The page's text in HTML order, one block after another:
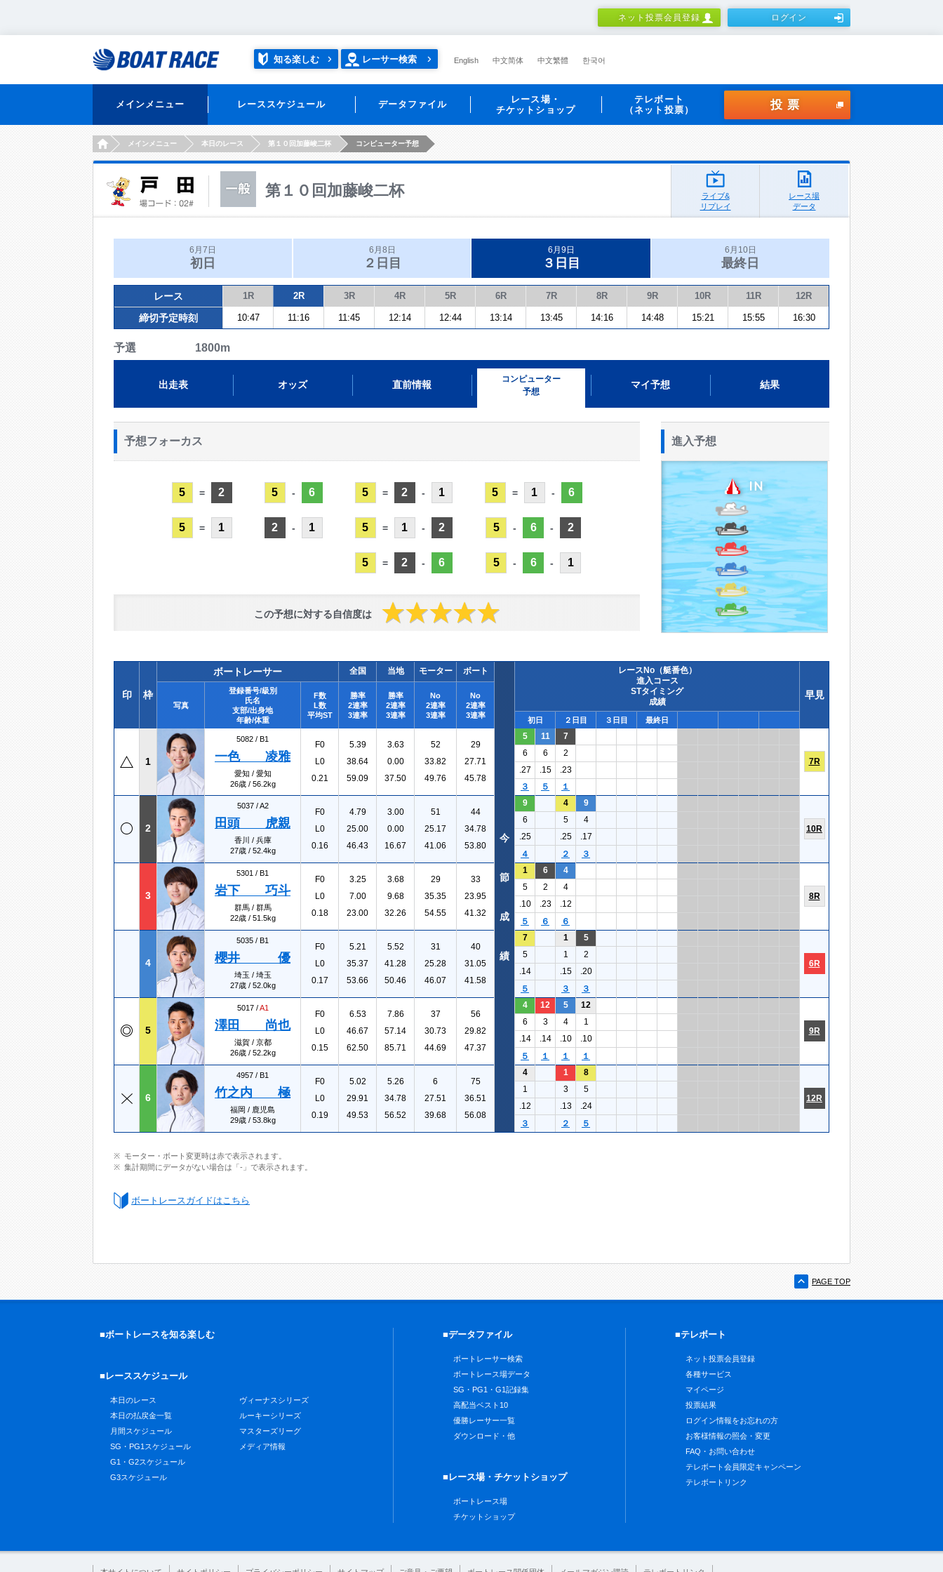
ネット投票会員登録 ログイン
知る楽しむ レーサー検索 English 中文简体 中文繁體 한국어
メインメニュー レーススケジュール データファイル
レース場・
チケットショップ
テレボート
（ネット投票）
投票
HOMEメインメニュー 本日のレース 第１０回加藤峻二杯 コンピューター予想
第１０回加藤峻二杯
ライブ&
リプレイ
レース場
データ
6月7日
初日
6月8日
２日目
6月9日
３日目
6月10日
最終日
レース 1R 2R 3R 4R 5R 6R 7R 8R 9R 10R 11R 12R
締切予定時刻 10:47 11:16 11:45 12:14 12:44 13:14 13:45 14:16 14:48 15:21 15:55 16:30
予選 1800m
出走表 オッズ 直前情報
コンピューター
予想
マイ予想 結果
予想フォーカス
5 = 2
5 = 1
5 - 6
2 - 1
5 = 2 - 1
5 = 1 - 2
5 = 2 - 6
5 = 1 - 6
5 - 6 - 2
5 - 6 - 1
この予想に対する自信度は
進入予想
印 枠
ボートレーサー 全国 当地 モーター ボート
レースNo（艇番色）
進入コース
STタイミング
成績
早見
写真
登録番号/級別
氏名
支部/出身地
年齢/体重
F数
L数
平均ST
勝率
2連率
3連率
勝率
2連率
3連率
No
2連率
3連率
No
2連率
3連率
初日 ２日目 ３日目 最終日
1
5082 / B1
一色 凌雅
愛知 / 愛知
26歳 / 56.2kg
F0
L0
0.21
5.39
38.64
59.09
3.63
0.00
37.50
52
33.82
49.76
29
27.71
45.78
5 11 7
7R
6 6
2
.27
.15
.23
３
５ １
2
5037 /A2
田頭 虎親
香川 / 兵庫
27歳 / 52.4kg
F0
L0
0.16
4.79
25.00
46.43
3.00
0.00
16.67
51
25.17
41.06
44
34.78
53.80
9 4 9
10R
6 5
4
.25
.25
.17
４
２ ３
3
5301 / B1
岩下 巧斗
群馬 / 群馬
22歳 / 51.5kg
F0
L0
0.18
3.25
7.00
23.00
3.68
9.68
32.26
29
35.35
54.55
33
23.95
41.32
1 6 4
8R
5 2
4
.10
.23
.12
５
６ ６
4
5035 / B1
櫻井 優
埼玉 / 埼玉
27歳 / 52.0kg
F0
L0
0.17
5.21
35.37
53.66
5.52
41.28
50.46
31
25.28
46.07
40
31.05
41.58
7 1 5
6R
5 1
2
.14
.15
.20
５
３ ３
5
5017 /A1
澤田 尚也
滋賀 / 京都
26歳 / 52.2kg
F0
L0
0.15
6.53
46.67
62.50
7.86
57.14
85.71
37
30.73
44.69
56
29.82
47.37
4 12 5 12
9R
6 3 4
1
.14
.14 .10
.10
５
１ １ １
6
4957 / B1
竹之内 極
福岡 / 鹿児島
29歳 / 53.8kg
F0
L0
0.19
5.02
29.91
49.53
5.26
34.78
56.52
6
27.51
39.68
75
36.51
56.08
4 1 8
12R
1 3
5
.12
.13
.24
３
２ ５
今
節
成
績
モーター・ボート変更時は赤で表示されます。
集計期間にデータがない場合は「-」で表示されます。
ボートレースガイドはこちら
PAGE TOP
■ボートレースを知る楽しむ
■レーススケジュール
本日のレース
本日の払戻金一覧
月間スケジュール
SG・PG1スケジュール
G1・G2スケジュール
G3スケジュール
ヴィーナスシリーズ
ルーキーシリーズ
マスターズリーグ
メディア情報
■データファイル
ボートレーサー検索
ボートレース場データ
SG・PG1・G1記録集
高配当ベスト10
優勝レーサー一覧
ダウンロード・他
■レース場・チケットショップ
ボートレース場
チケットショップ
■テレボート
ネット投票会員登録
各種サービス
マイページ
投票結果
ログイン情報をお忘れの方
お客様情報の照会・変更
FAQ・お問い合わせ
テレボート会員限定キャンペーン
テレボートリンク